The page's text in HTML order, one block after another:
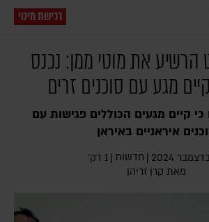
רכישת מינוי
את מוטי ממן: נכנס
מגע עם סוכנים זרים
קיים מגעים הכוללים פגישות עם
איראניים באיראן
| חדשות | 1 דק׳
מאת קרן זריהן